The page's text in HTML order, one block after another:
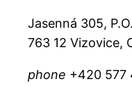
Jasenná 305,
763 12 Vizovice,
phone +420 577